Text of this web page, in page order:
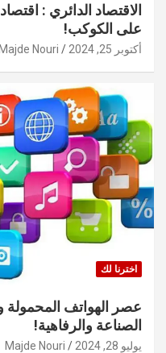
الاقتصاد الدائري :
على الكوكب!
أكتوبر 25, 2024 Majde Nouri
اخترنا لك
عصر الهواتف المحمولة
الصناعة والرفاهية!
يوليو 28, 2024 Majde Nouri